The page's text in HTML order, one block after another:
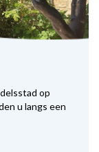
op
u langs een